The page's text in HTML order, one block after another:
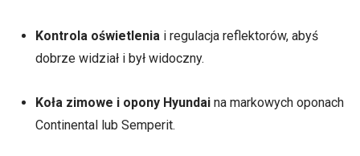
Kontrola oświetleniai regulacja reflektorów, abyś
dobrze widział i był widoczny.
Koła zimowe i opony Hyundaina markowych oponach
Continental lub Semperit.